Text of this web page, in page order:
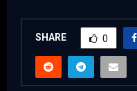
SHARE 0